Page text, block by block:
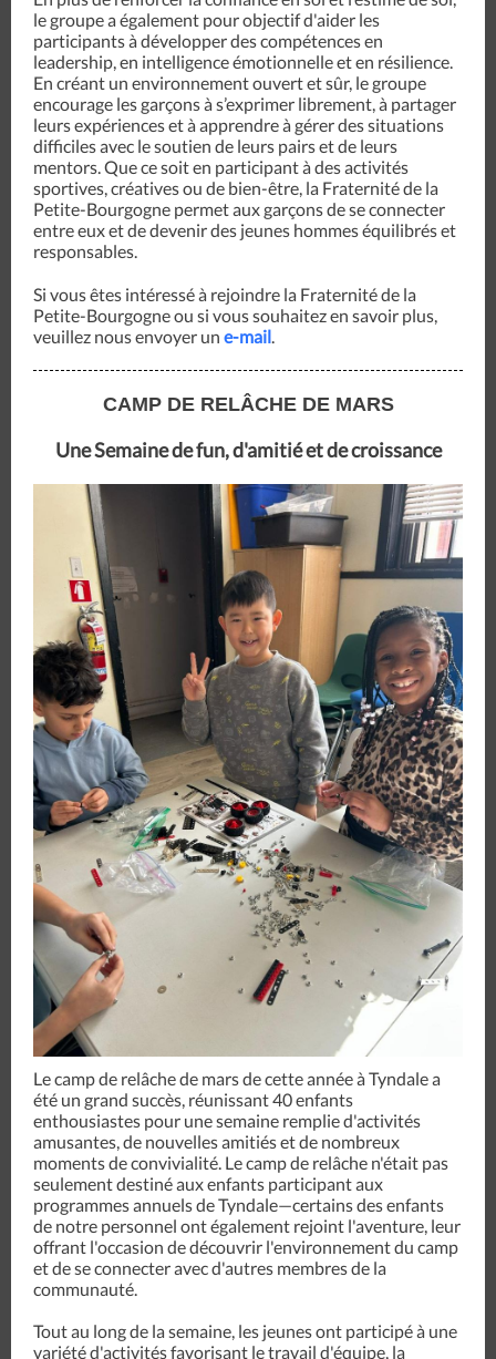
le groupe a également pour objectif d'aider les
participants à développer des compétences en
leadership, en intelligence émotionnelle et en résilience.
En créant un environnement ouvert et sûr, le groupe
encourage les garçons à s’exprimer librement, à partager
leurs expériences et à apprendre à gérer des situations
difficiles avec le soutien de leurs pairs et de leurs
mentors. Que ce soit en participant à des activités
sportives, créatives ou de bien-être, la Fraternité de la
Petite-Bourgogne permet aux garçons de se connecter
entre eux et de devenir des jeunes hommes équilibrés et
responsables.
Si vous êtes intéressé à rejoindre la Fraternité de la
Petite-Bourgogne ou si vous souhaitez en savoir plus,
veuillez nous envoyer un e-mail.
CAMP DE RELÂCHE DE MARS
Une Semaine de fun, d'amitié et de croissance
Le camp de relâche de mars de cette année à Tyndale a
été un grand succès, réunissant 40 enfants
enthousiastes pour une semaine remplie d'activités
amusantes, de nouvelles amitiés et de nombreux
moments de convivialité. Le camp de relâche n'était pas
seulement destiné aux enfants participant aux
programmes annuels de Tyndale—certains des enfants
de notre personnel ont également rejoint l'aventure, leur
offrant l'occasion de découvrir l'environnement du camp
et de se connecter avec d'autres membres de la
communauté.
Tout au long de la semaine, les jeunes ont participé à une
variété d'activités favorisant le travail d'équipe, la